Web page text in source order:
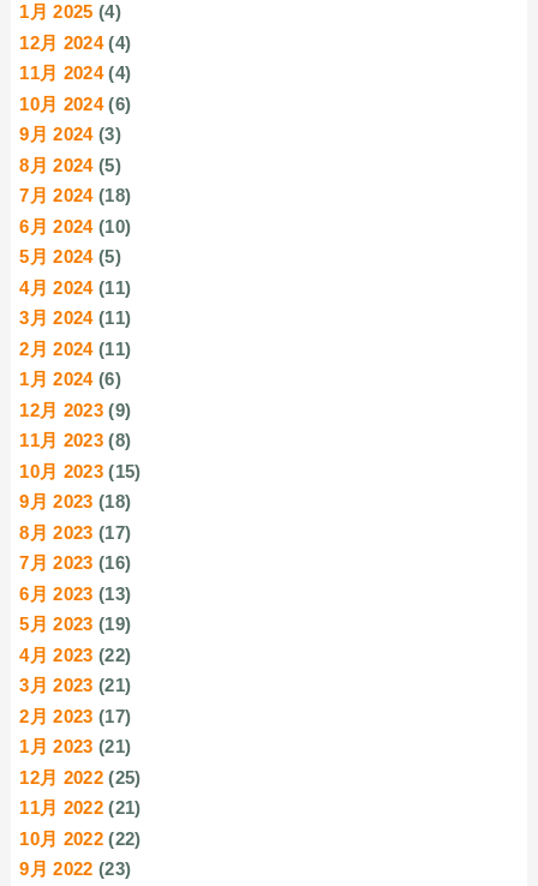
1月 2025 (4)
12月 2024(4)
11月 2024(4)
10月 2024(6)
9月 2024(3)
8月 2024(5)
7月 2024(18)
6月 2024(10)
5月 2024(5)
4月 2024(11)
3月 2024(11)
2月 2024(11)
1月 2024(6)
12月 2023 (9)
11月 2023 (8)
10月 2023 (15)
9月 2023 (18)
8月 2023 (17)
7月 2023 (16)
6月 2023 (13)
5月 2023 (19)
4月 2023 (22)
3月 2023 (21)
2月 2023 (17)
1月 2023 (21)
12月 2022 (25)
11月 2022 (21)
10月 2022 (22)
9月 2022 (23)